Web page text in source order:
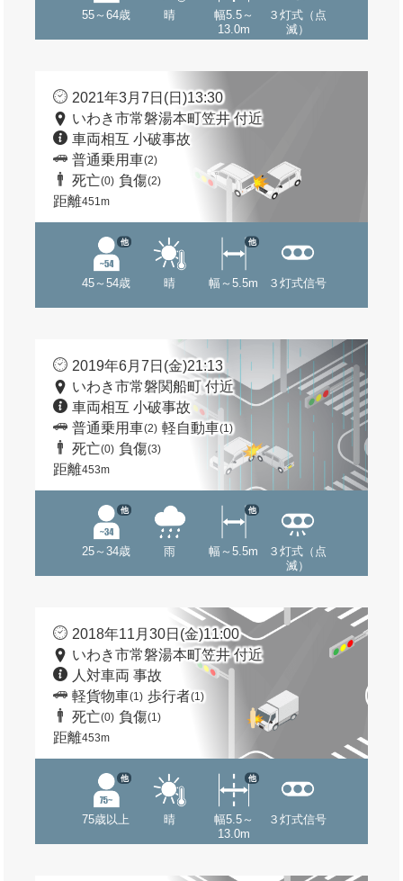
55～64歳 晴
幅5.5～
13.0m
３灯式（点
滅）
2021年3月7日(日)13:30
いわき市常磐湯本町笠井 付近
車両相互 小破事故
普通乗用車(2)
死亡(0) 負傷(2)
距離451m
45～54歳
他
晴 幅～5.5m
他
３灯式信号
2019年6月7日(金)21:13
いわき市常磐関船町 付近
車両相互 小破事故
普通乗用車(2) 軽自動車(1)
死亡(0) 負傷(3)
距離453m
25～34歳
他
雨 幅～5.5m
他
３灯式（点
滅）
2018年11月30日(金)11:00
いわき市常磐湯本町笠井 付近
人対車両 事故
軽貨物車(1) 歩行者(1)
死亡(0) 負傷(1)
距離453m
75歳以上
他
晴
幅5.5～
13.0m
他
３灯式信号